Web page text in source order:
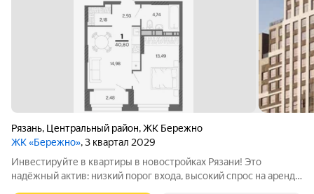
Рязань, Центральный район,ЖК Бережно
ЖК «Бережно», 3 квартал 2029
Инвестируйте в квартиры в новостройках Рязани! Это
надёжный актив: низкий порог входа, высокий спрос на аренду